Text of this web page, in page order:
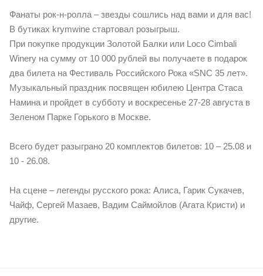
Фанаты рок-н-ролла – звезды сошлись над вами и для вас!
В бутиках krymwine стартовал розыгрыш.
При покупке продукции Золотой Балки или Loco Cimbali
Winery на сумму от 10 000 рублей вы получаете в подарок
два билета на Фестиваль Российского Рока «SNC 35 лет».
Музыкальный праздник посвящен юбилею Центра Стаса
Намина и пройдет в субботу и воскресенье 27-28 августа в
Зеленом Парке Горького в Москве.
Всего будет разыграно 20 комплектов билетов: 10 – 25.08 и
10 - 26.08.
На сцене – легенды русского рока: Алиса, Гарик Сукачев,
Чайф, Сергей Мазаев, Вадим Саймойлов (Агата Кристи) и
другие.